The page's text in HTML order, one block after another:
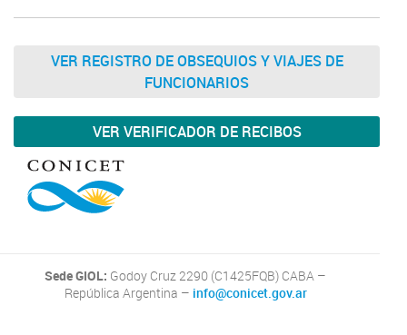
VER REGISTRO DE OBSEQUIOS Y VIAJES DE
FUNCIONARIOS
VER VERIFICADOR DE RECIBOS
Sede GIOL: Godoy Cruz 2290 (C1425FQB) CABA –
República Argentina – info@conicet.gov.ar